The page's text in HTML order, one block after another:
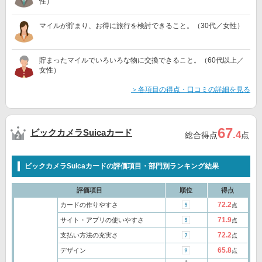
マイルが貯まり、お得に旅行を検討できること。（30代／女性）
貯まったマイルでいろいろな物に交換できること。（60代以上／
女性）
＞各項目の得点・口コミの詳細を見る
ビックカメラSuicaカード 総合得点67.4点
ビックカメラSuicaカードの評価項目・部門別ランキング結果
評価項目 順位 得点
カードの作りやすさ 72.2点
サイト・アプリの使いやすさ 71.9点
支払い方法の充実さ 72.2点
デザイン 65.8点